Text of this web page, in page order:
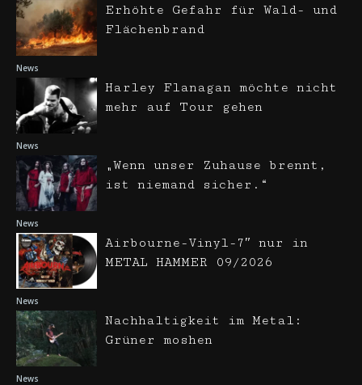
News
Erhöhte Gefahr für Wald- und
Flächenbrand
News
Harley Flanagan möchte nicht
mehr auf Tour gehen
News
„Wenn unser Zuhause brennt,
ist niemand sicher.“
News
Airbourne-Vinyl-7″ nur in
METAL HAMMER 09/2026
News
Nachhaltigkeit im Metal:
Grüner moshen